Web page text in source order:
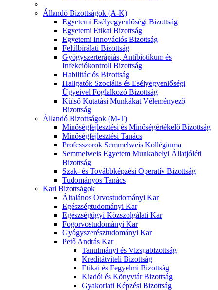
Állandó Bizottságok (A-K)
Egyetemi Esélyegyenlőségi Bizottság
Egyetemi Etikai Bizottság
Egyetemi Innovációs Bizottság
Felülbírálati Bizottság
Gyógyszerterápiás, Antibiotikum és
Infekciókontroll Bizottság
Habilitációs Bizottság
Hallgatók Szociális és Esélyegyenlőségi
Ügyeivel Foglalkozó Bizottság
Külső Kutatási Munkákat Véleményező
Bizottság
Állandó Bizottságok (M-T)
Minőségfejlesztési és Minőségértékelő Bizottság
Minőségfejlesztési Tanács
Professzorok Semmelweis Kollégiuma
Semmelweis Egyetem Munkahelyi Állatjóléti
Bizottság
Szak- és Továbbképzési Operatív Bizottság
Tudományos Tanács
Kari Bizottságok
Általános Orvostudományi Kar
Egészségtudományi Kar
Egészségügyi Közszolgálati Kar
Fogorvostudományi Kar
Gyógyszerésztudományi Kar
Pető András Kar
Tanulmányi és Vizsgabizottság
Kreditátviteli Bizottság
Etikai és Fegyelmi Bizottság
Kiadói és Könyvtár Bizottság
Gyakorlati Képzési Bizottság